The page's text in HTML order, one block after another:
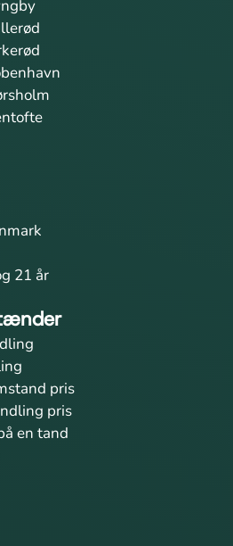
21 år
pris
pris
en tand